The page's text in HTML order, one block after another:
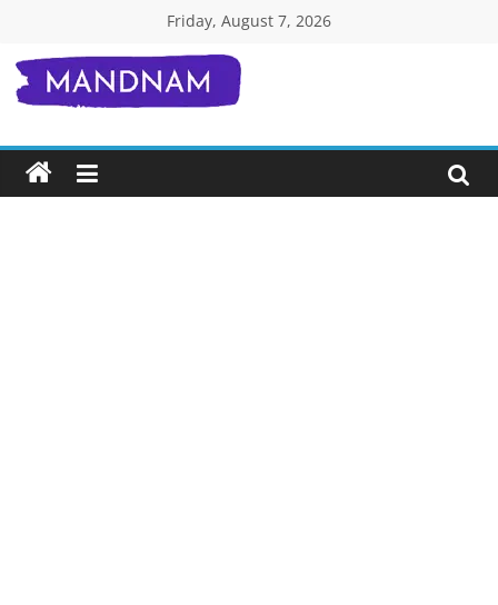
content
Friday, August 7, 2026
Mandnam.com
जाने
एक-